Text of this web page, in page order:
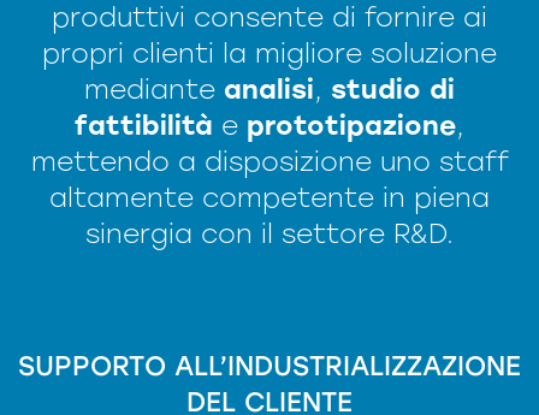
SUPPORTO ALL’INDUSTRIALIZZAZIONE
DEL CLIENTE
produttivi consente di fornire ai
propri clienti la migliore soluzione
mediante analisi, studio di
fattibilità e prototipazione,
mettendo a disposizione uno staff
altamente competente in piena
sinergia con il settore R&D.